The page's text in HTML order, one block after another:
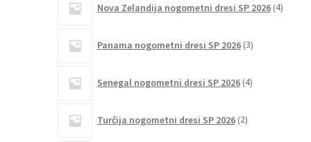
Nova Zelandija nogometni dresi SP 2026 4izdelki
Panama nogometni dresi SP 2026 3izdelki
Senegal nogometni dresi SP 2026 4izdelki
Turčija nogometni dresi SP 2026 2izdelka